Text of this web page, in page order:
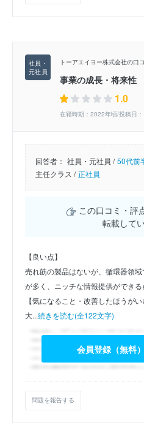
トーアエイヨー株式会社の口
事業の成長・将来性
1.0
在籍時期：2022年頃/投稿日
回答者： 社員・元社員 / 50代前
主任クラス / 正社員
この口コミ・評
転載して
【良い点】
売れ筋の製品はないが、循環器領
が多く、ニッチな情報提供ができる
【気になること・改善したほうがい
大...続きを読む(全122文字)
会員登録（無料
問題を報告する